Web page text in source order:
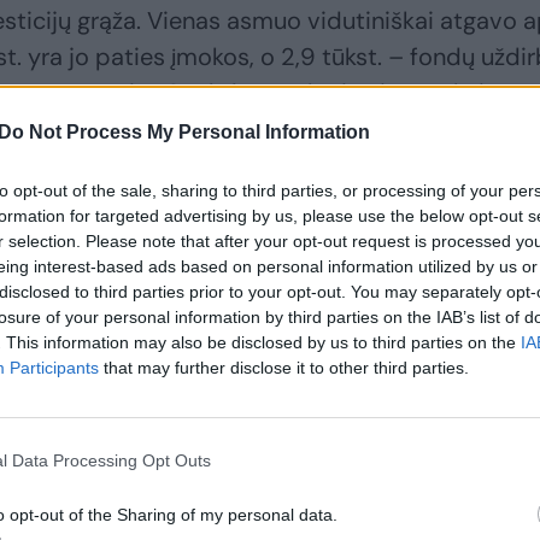
Do Not Process My Personal Information
opt-out of the sale, sharing to third parties, or processing of your
for targeted advertising by us, please use the below opt-out
selection. Please note that after your opt-out request is processed
interest-based ads based on personal information utilized by us
to third parties prior to your opt-out. You may separately
of your personal information by third parties on the IAB’s list of
This information may also be disclosed by us to third parties on the
Participants that may further disclose it to other third parties.
Data Processing Opt Outs
opt-out of the Sharing of my personal data.
grąža. Vienas asmuo vidutiniškai atgavo
yra jo paties įmokos, o 2,9 tūkst. – fondų
apie 1,3 mlrd. eurų, kurie virs apskaitos
pensiją ateityje.
drebina nuosmukis: ekonomistas pataria,